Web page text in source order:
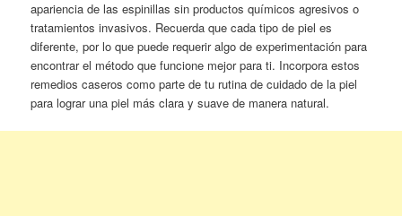
apariencia de las espinillas sin productos químicos agresivos o
tratamientos invasivos. Recuerda que cada tipo de piel es
diferente, por lo que puede requerir algo de experimentación para
encontrar el método que funcione mejor para ti. Incorpora estos
remedios caseros como parte de tu rutina de cuidado de la piel
para lograr una piel más clara y suave de manera natural.